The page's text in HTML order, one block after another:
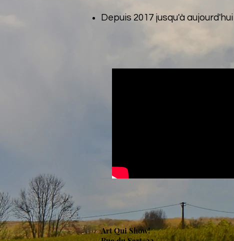
Depuis 2017 jusqu'à aujourd'hui
Art Qui Show!